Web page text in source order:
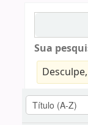
Sua